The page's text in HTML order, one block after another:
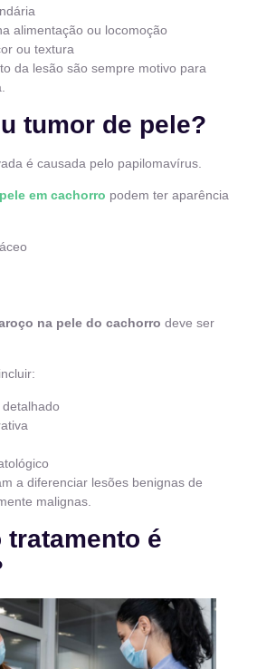
alimentação ou locomoção
ou textura
da lesão são sempre motivo para
tumor de pele?
é causada pelo papilomavírus.
em cachorro podem ter aparência
na pele do cachorro deve ser
a diferenciar lesões benignas de
malignas.
tratamento é